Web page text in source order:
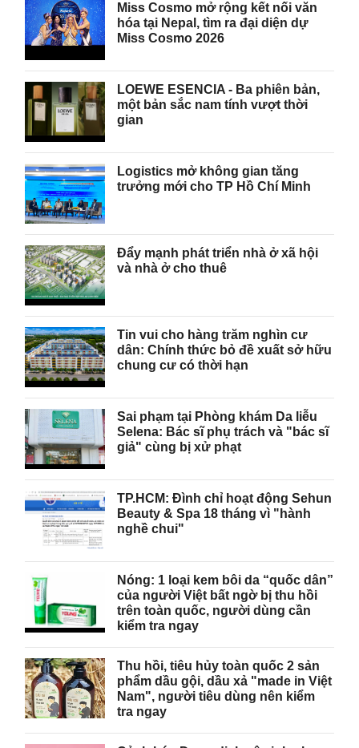
Miss Cosmo mở rộng kết nối văn
hóa tại Nepal, tìm ra đại diện dự
Miss Cosmo 2026
LOEWE ESENCIA - Ba phiên bản,
một bản sắc nam tính vượt thời
gian
Logistics mở không gian tăng
trưởng mới cho TP Hồ Chí Minh
Đẩy mạnh phát triển nhà ở xã hội
và nhà ở cho thuê
Tin vui cho hàng trăm nghìn cư
dân: Chính thức bỏ đề xuất sở hữu
chung cư có thời hạn
Sai phạm tại Phòng khám Da liễu
Selena: Bác sĩ phụ trách và "bác sĩ
giả" cùng bị xử phạt
TP.HCM: Đình chỉ hoạt động Sehun
Beauty & Spa 18 tháng vì "hành
nghề chui"
Nóng: 1 loại kem bôi da “quốc dân”
của người Việt bất ngờ bị thu hồi
trên toàn quốc, người dùng cần
kiểm tra ngay
Thu hồi, tiêu hủy toàn quốc 2 sản
phẩm dầu gội, dầu xả "made in Việt
Nam", người tiêu dùng nên kiểm
tra ngay